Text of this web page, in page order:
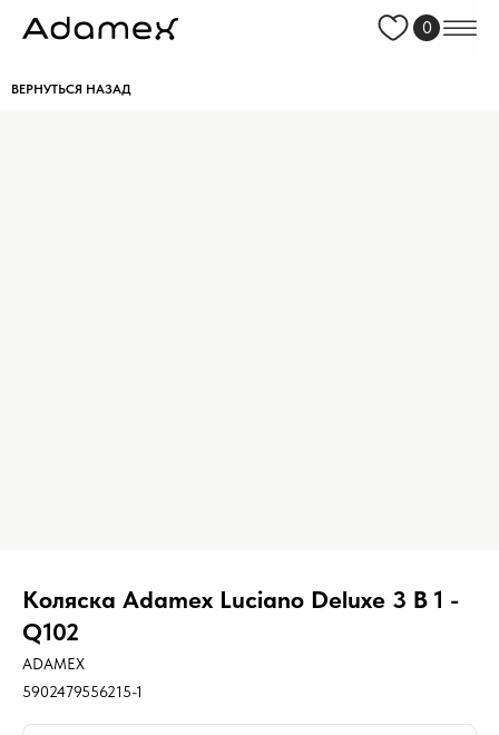
0
ВЕРНУТЬСЯ НАЗАД
Коляска Adamex Luciano Deluxe 3 В 1 -
Q102
ADAMEX
5902479556215-1